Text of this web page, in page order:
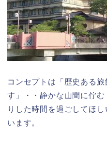
コンセプトは「歴史ある
す」・・静かな山間に佇
りした時間を過ごしてほ
います。